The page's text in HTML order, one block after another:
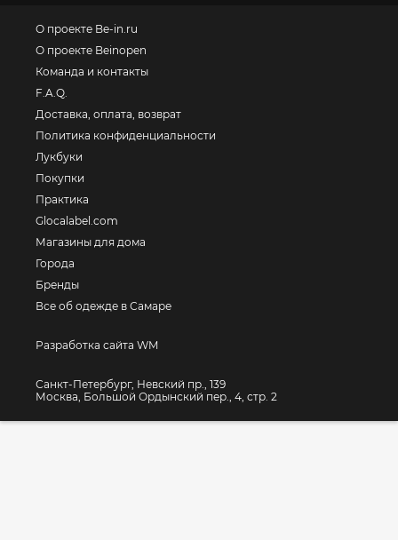
О проекте Be-in.ru
О проекте Beinopen
Команда и контакты
F.A.Q.
Доставка, оплата, возврат
Политика конфиденциальности
Лукбуки
Покупки
Практика
Glocalabel.com
Магазины для дома
Города
Бренды
Все об одежде в Самаре
Разработка сайта WM
Санкт-Петербург, Невский пр., 139
Москва, Большой Ордынский пер., 4, стр. 2